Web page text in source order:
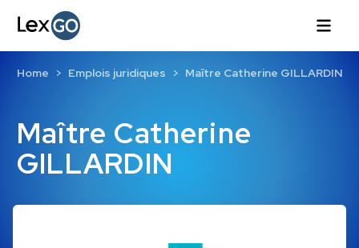
Maître Catherine
GILLARDIN
Home Emplois juridiques Maître Catherine GILLARDIN